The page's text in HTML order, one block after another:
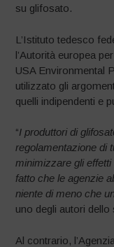
su glifosato.
L’Istituto tedesco
l’Autorità europea
USA Environmental
utilizzato gli
quelli indipendenti e
“I produttori di
regolamentazione di
minimizzare gli
fatto che le agenzie
niente di meno che
uno degli autori dello
Al contrario,